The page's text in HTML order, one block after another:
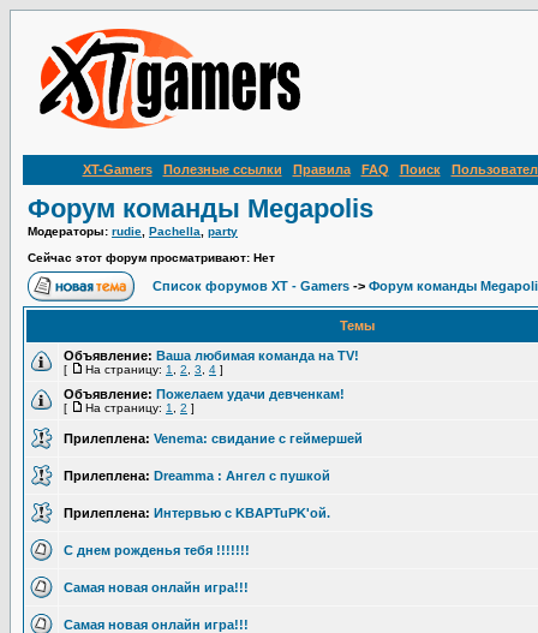
XT-Gamers Полезные ссылки Правила FAQ Поиск
Форум команды Megapolis
Модераторы: rudie Pachella
party
Сейчас этот форум просматривают: Нет
Список форумов XT - Gamers -> Форум команды
Темы
Объявление: Ваша любимая команда на TV!
[ На страницу: 1 2 3 4 ]
Объявление: Пожелаем удачи девченкам!
[ На страницу: 1 2 ]
Прилеплена: Venema: свидание с геймершей
Прилеплена: Dreamma : Ангел с пушкой
Прилеплена: Интервью c KBAPTuPK'ой.
С днем рожденья тебя !!!!!!!
Самая новая онлайн игра!!!
Самая новая онлайн игра!!!